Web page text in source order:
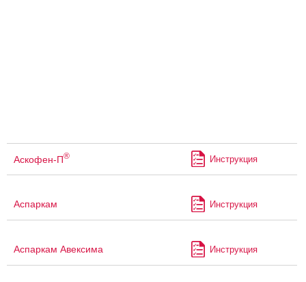
Аскофен-П® Инструкция
Аспаркам Инструкция
Аспаркам Авексима Инструкция